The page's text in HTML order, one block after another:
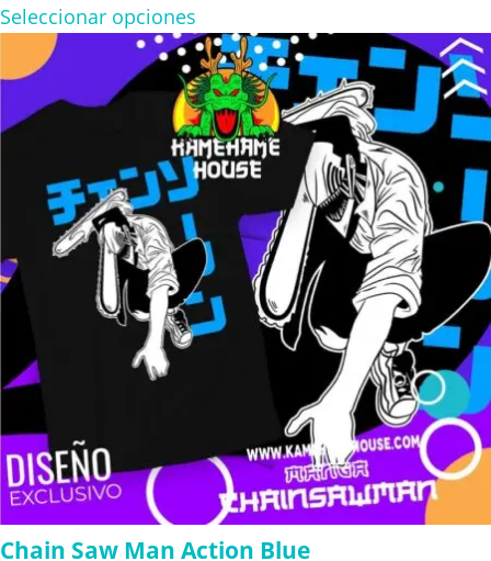
range:
$160.00
through
$280.00
Seleccionar opciones
Chain Saw Man Action Blue